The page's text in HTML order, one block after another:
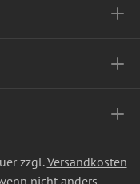
zzgl.Versandkosten